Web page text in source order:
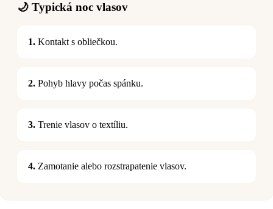
🌙 Typická noc vlasov
1. Kontakt s obliečkou.
2. Pohyb hlavy počas spánku.
3. Trenie vlasov o textíliu.
4. Zamotanie alebo rozstrapatenie vlasov.